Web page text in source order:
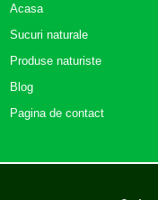
Acasa
Sucuri naturale
Produse naturiste
Blog
Pagina de contact